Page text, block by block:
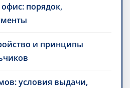
офис: порядок,
и принципы
условия выдачи,